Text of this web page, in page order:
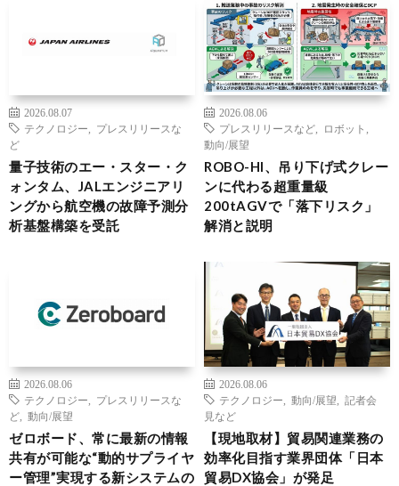
2026.08.07
テクノロジー
プレスリリースな
ど
量子技術のエー・スター・ク
ォンタム、JALエンジニアリ
ングから航空機の故障予測分
析基盤構築を受託
2026.08.06
プレスリリースなど
ロボット
動向/展望
ROBO-HI、吊り下げ式クレー
ンに代わる超重量級
200tAGVで「落下リスク」
解消と説明
2026.08.06
テクノロジー
プレスリリースな
ど
動向/展望
ゼロボード、常に最新の情報
共有が可能な“動的サプライヤ
ー管理”実現する新システムの
2026.08.06
テクノロジー
動向/展望
記者会
見など
【現地取材】貿易関連業務の
効率化目指す業界団体「日本
貿易DX協会」が発足